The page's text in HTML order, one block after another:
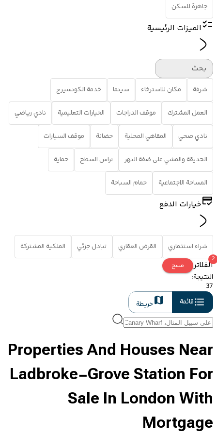
جاهزة للسكن
الميزات الرئيسية
بحث
شرفة مكان للاسترخاء سينما خدمة الكونسيرج
العمل المشترك موقف الدراجات الخيارات التعليمية نادي رياضي
نادي صحي المقاهي المحلية حضانة موقف السيارات
الحديقة والمشي على ضفة النهر تراس السطح حماية
المساحة الاجتماعية حمام السباحة
خيارات الدفع
شراء استثماري القرض العقاري تبادل جزئي الملكية المشتركة
الفلاتر
2
مسح
النتيجة:
37
قائمة
خريطة
Properties And Houses Near
Ladbroke-Grove Station For
Sale In London With
Mortgage